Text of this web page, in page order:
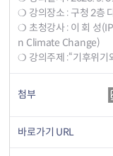
❍ 강의장소 : 구청 2층
❍ 초청강사 : 이 회 성
n Climate Change)
❍ 강의주제 :“기후위기
첨부
바로가기 URL